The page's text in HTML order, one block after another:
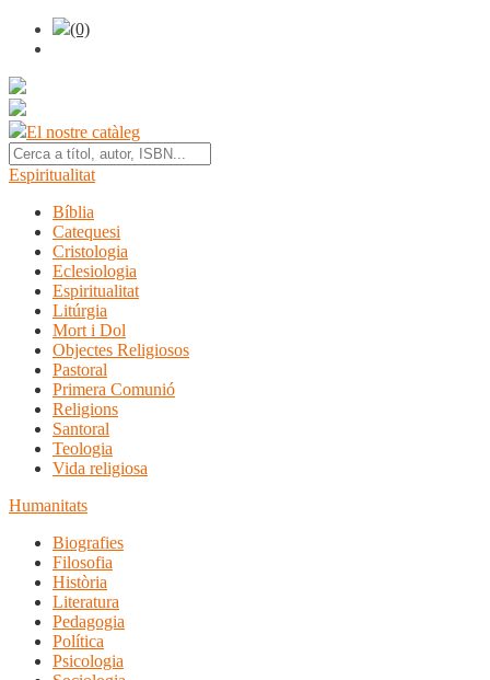
(0)
El nostre catàleg
Espiritualitat
Bíblia
Catequesi
Cristologia
Eclesiologia
Espiritualitat
Litúrgia
Mort i Dol
Objectes Religiosos
Pastoral
Primera Comunió
Religions
Santoral
Teologia
Vida religiosa
Humanitats
Biografies
Filosofia
Història
Literatura
Pedagogia
Política
Psicologia